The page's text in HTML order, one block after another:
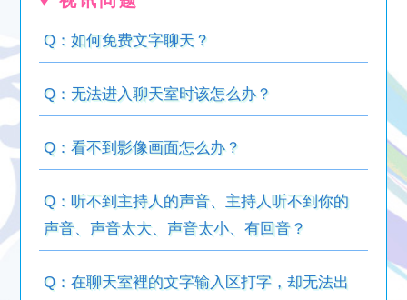
Q：如何免费文字聊天？
Q：无法进入聊天室时该怎么办？
Q：看不到影像画面怎么办？
Q：听不到主持人的声音、主持人听不到你的
声音、声音太大、声音太小、有回音？
Q：在聊天室裡的文字输入区打字，却无法出